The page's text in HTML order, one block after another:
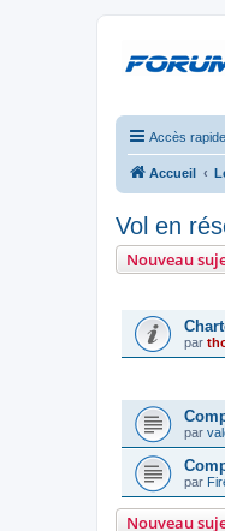
Accès rapide
Accueil
Vol en
Nouveau
par
par
par
Nouveau